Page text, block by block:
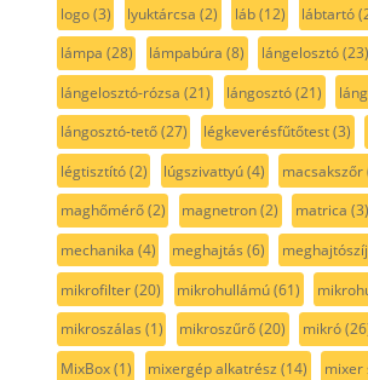
logo(3) lyuktárcsa (2) láb(12) lábtartó
lámpa (28) lámpabúra (8) lángelosztó(23)
lángelosztó-rózsa (21) lángosztó(21)
lángosztó-tető(27) légkeverésfűtőtest(3)
légtisztító(2) lúgszivattyú(4) macsakszőr
maghőmérő(2) magnetron(2) matrica (3)
mechanika (4) meghajtás (6) meghajtószíj
mikrofilter(20) mikrohullámú(61)
mikroszálas (1) mikroszűrő(20) mikró
MixBox(1) mixergép alkatrész (14) mixer